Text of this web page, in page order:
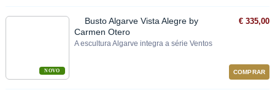
NOVO
Busto Algarve Vista Alegre by
Carmen Otero
A escultura Algarve integra a série Ventos
€ 335,00
COMPRAR